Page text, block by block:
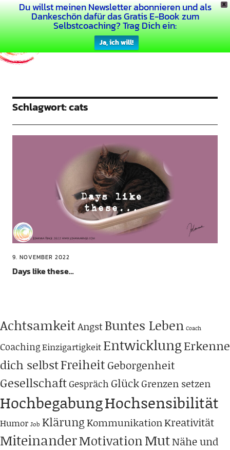
X
Du willst meinen Newsletter abonnieren und als
Dankeschön dafür das Gratis E-Book zum
Selbstcoaching? Trag Dich ein:
Ja, ich will!
Dein Buntes Leben
Schlagwort:cats
9. NOVEMBER 2022
Days like these…
AchtsamkeitAngstBuntes Leben Coach
CoachingEinzigartigkeit EntwicklungErkenne
dich selbstFreiheit Geborgenheit
GesellschaftGespräch GlückGrenzen setzen
HochbegabungHochsensibilität
Humor Job KlärungKommunikationKreativität
MiteinanderMotivationMutNähe und